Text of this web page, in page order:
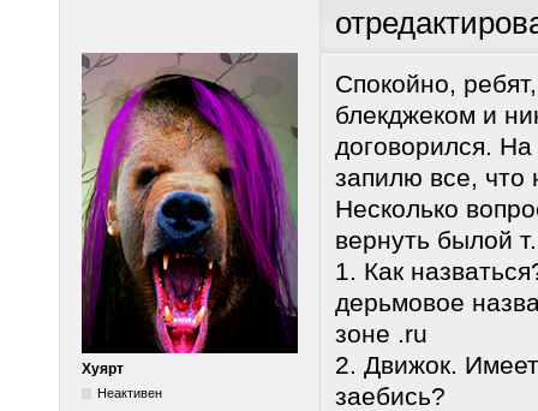
Хуярт
Неактивен
Спокойно,
блекджеком и
договорился.
запилю все, что
Несколько
вернуть былой
1. Как
дерьмовое
зоне .ru
2. Движок.
заебись?